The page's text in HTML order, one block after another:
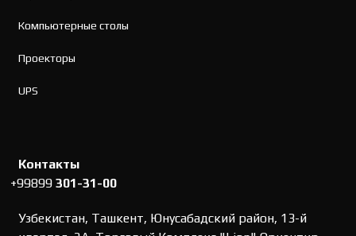
Компьютерные столы
Проекторы
UPS
Контакты
+99899301-31-00
Узбекистан, Ташкент, Юнусабадский район, 13-й